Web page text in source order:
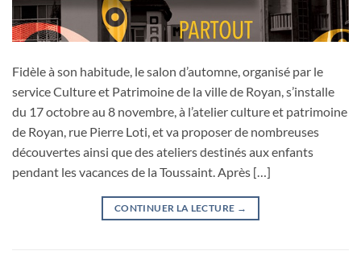
Fidèle à son habitude, le salon d’automne, organisé par le
service Culture et Patrimoine de la ville de Royan, s’installe
du 17 octobre au 8 novembre, à l’atelier culture et patrimoine
de Royan, rue Pierre Loti, et va proposer de nombreuses
découvertes ainsi que des ateliers destinés aux enfants
pendant les vacances de la Toussaint. Après […]
CONTINUER LA LECTURE →